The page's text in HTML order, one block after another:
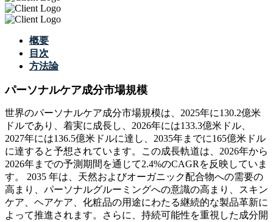
概要
目次
方法論
パーソナルケア成分市場規模
世界のパーソナルケア成分市場規模は、2025年に130.2億米
ドルであり、着実に成長し、2026年には133.3億米ドル、
2027年には136.5億米ドルに達し、2035年までに165億米ドル
に達すると予想されています。この成長軌道は、2026年から
2026年までの予測期間を通じて2.4%のCAGRを反映していま
す。 2035 年は、天然およびオーガニック配合物への需要の
高まり、パーソナルグルーミングへの意識の高まり、スキン
ケア、ヘアケア、化粧品の用途にわたる継続的な製品革新に
よって推進されます。さらに、持続可能性を重視した成分開